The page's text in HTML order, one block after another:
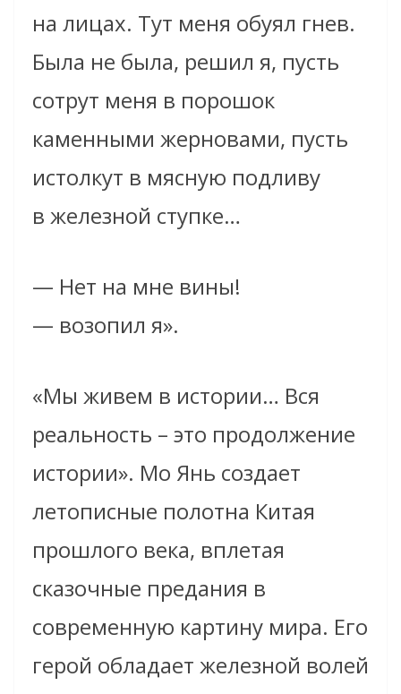
на лицах. Тут меня обуял гнев.
Была не была, решил я, пусть
сотрут меня в порошок
каменными жерновами, пусть
истолкут в мясную подливу
в железной ступке…
— Нет на мне вины!
— возопил я».
«Мы живем в истории… Вся
реальность – это продолжение
истории». Мо Янь создает
летописные полотна Китая
прошлого века, вплетая
сказочные предания в
современную картину мира. Его
герой обладает железной волей